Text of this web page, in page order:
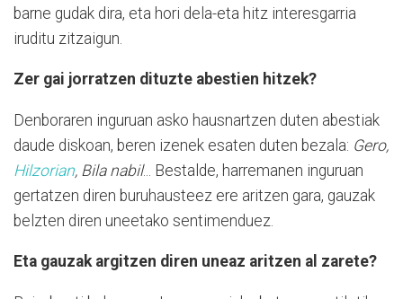
barne gudak dira, eta hori dela-eta hitz interesgarria
iruditu zitzaigun.
Zer gai jorratzen dituzte abestien hitzek?
Denboraren inguruan asko hausnartzen duten abestiak
daude diskoan, beren izenek esaten duten bezala: Gero,
Hilzorian, Bila nabil... Bestalde, harremanen inguruan
gertatzen diren buruhausteez ere aritzen gara, gauzak
belzten diren uneetako sentimenduez.
Eta gauzak argitzen diren uneaz aritzen al zarete?